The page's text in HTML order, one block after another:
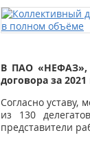
В ПАО «НЕФАЗ»,
договора за 2021
Согласно уставу,
из 130
представители